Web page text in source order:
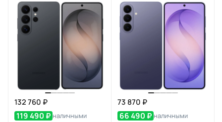
132 760 ₽
119 490 ₽ наличными
73 870 ₽
66 490 ₽ наличными